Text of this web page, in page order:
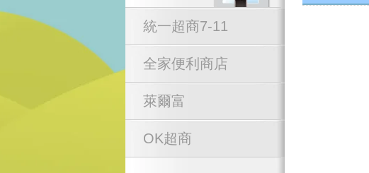
統一超商7-11
全家便利商店
萊爾富
OK超商